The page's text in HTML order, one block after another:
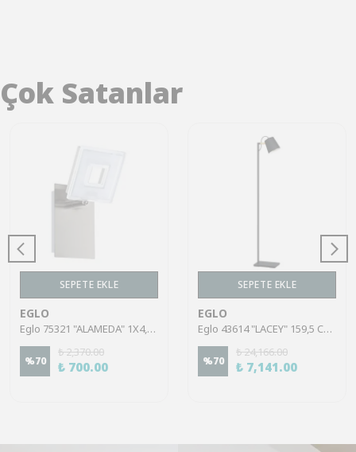
Çok Satanlar
SEPETE EKLE
EGLO
Eglo 75321 "ALAMEDA" 1X4,5W Çelik Nikel Mat Sıva Üstü Spot
%70
₺ 2,370.00
₺ 700.00
SEPETE EKLE
EGLO
Eglo 43614 "LACEY" 159,5 Cm Yüksekliğinde Çelik, Ahşap Köşe Lambası Lambader
%70
₺ 24,166.00
₺ 7,141.00